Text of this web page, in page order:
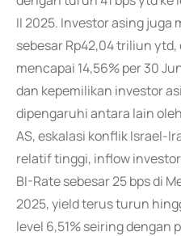
II 2025. Investor asing
sebesar Rp42,04 triliun
mencapai 14,56% per 30
dan kepemilikan investor
dipengaruhi antara lain
AS, eskalasi konflik Israel-
relatif tinggi, inflow
BI-Rate sebesar 25 bps di
2025, yield terus turun
level 6,51% seiring dengan